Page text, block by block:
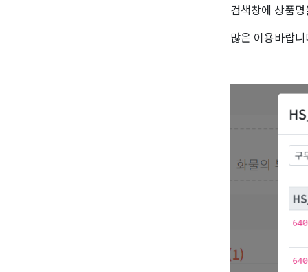
검색창에 상품
많은 이용바랍